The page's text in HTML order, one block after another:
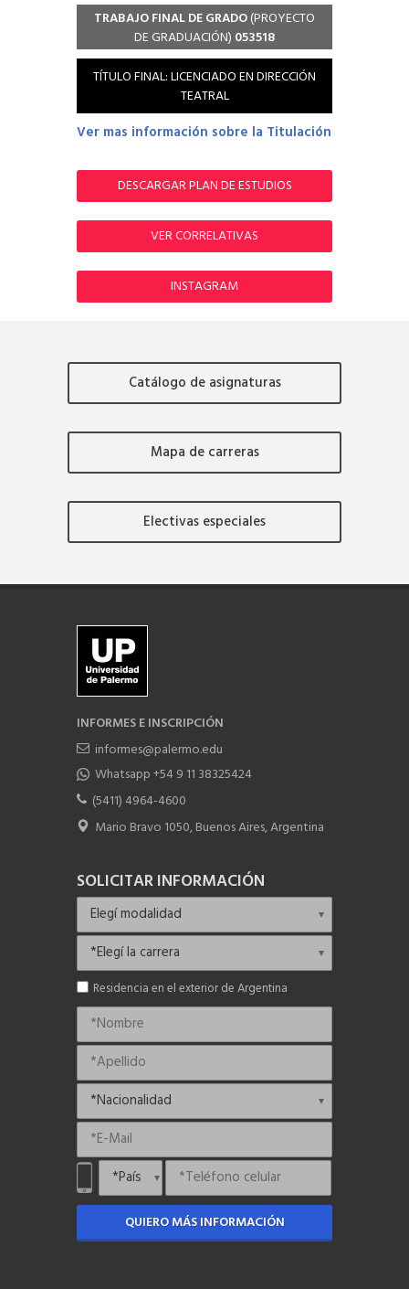
TRABAJO FINAL DE GRADO(PROYECTO
DE GRADUACIÓN) 053518
TÍTULO FINAL: LICENCIADO EN DIRECCIÓN
TEATRAL
Ver mas información sobre la Titulación
DESCARGAR PLAN DE ESTUDIOS
VER CORRELATIVAS
INSTAGRAM
Catálogo de asignaturas
Mapa de carreras
Electivas especiales
INFORMES E INSCRIPCIÓN
informes@palermo.edu
Whatsapp +54 9 11 38325424
(5411) 4964-4600
Mario Bravo 1050, Buenos Aires, Argentina
SOLICITAR INFORMACIÓN
Residencia en el exterior de Argentina
QUIERO MÁS INFORMACIÓN